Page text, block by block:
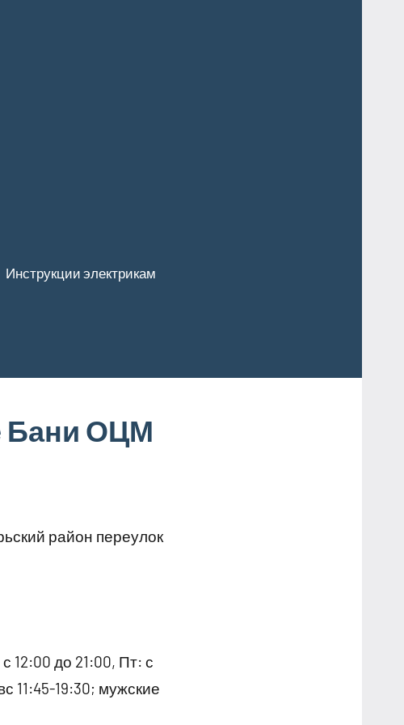
Инструкции электрикам
Бани ОЦМ
район переулок
12:00 до 21:00, Пт: с
11:45-19:30; мужские